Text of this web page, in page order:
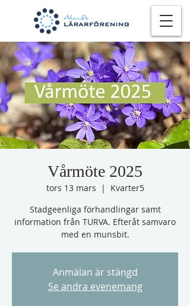
Vårmöte 2025
tors 13 mars
  |
Kvarter5
Stadgeenliga förhandlingar samt
information från TURVA. Efteråt samvaro
med en munsbit.
Anmälan är stängd
Se andra evenemang